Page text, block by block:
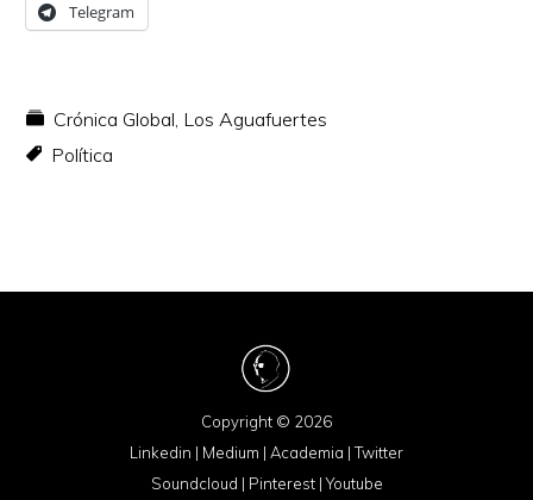
Telegram
Crónica Global, Los Aguafuertes
Política
Copyright © 2026
Linkedin | Medium | Academia |Twitter
Soundcloud | Pinterest|Youtube